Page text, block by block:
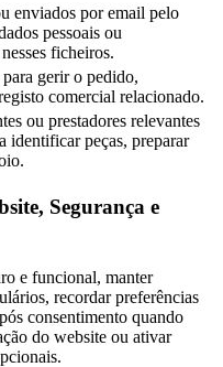
enviados por email pelo
pessoais ou
ficheiros.
gerir o pedido,
comercial relacionado.
ou prestadores relevantes
identificar peças, preparar
Segurança e
e funcional, manter
recordar preferências
consentimento quando
do website ou ativar